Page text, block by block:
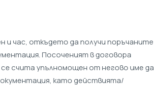
и час, откъдето да получи поръчаните
Посоченият в договора
счита упълномощен от негово име да
като действията/